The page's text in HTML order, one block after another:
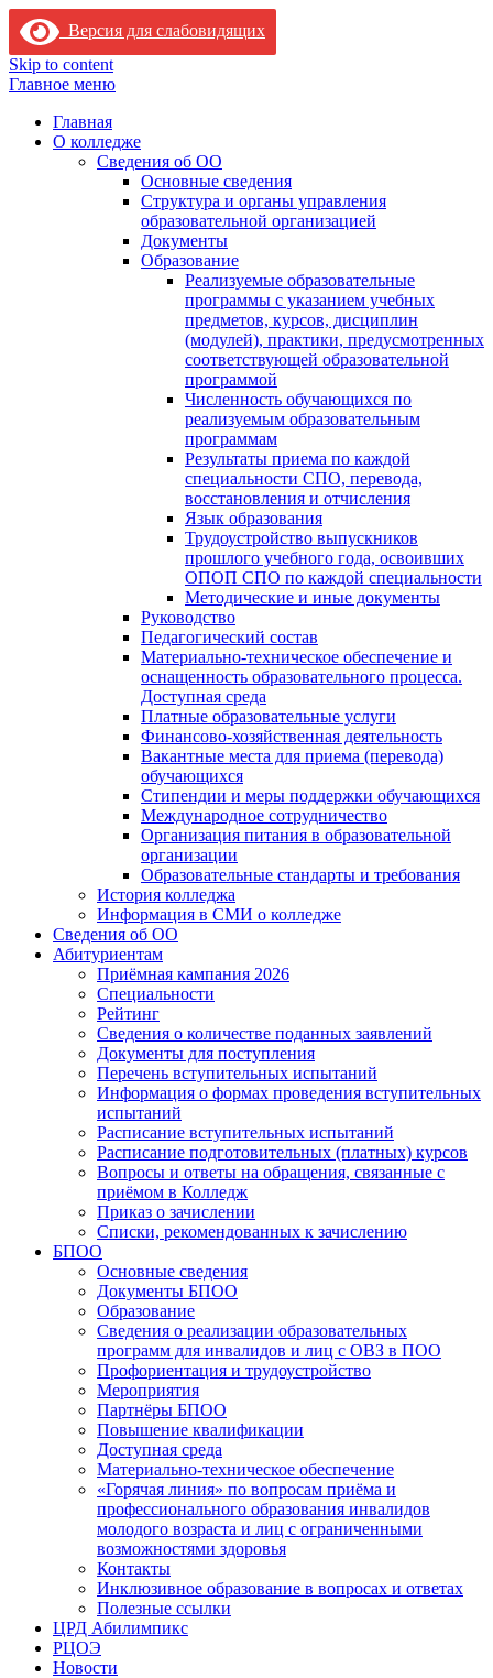
Версия для слабовидящих
Skip to content
Главное меню
Главная
О колледже
Сведения об ОО
Основные сведения
Структура и органы управления
образовательной организацией
Документы
Образование
Реализуемые образовательные
программы с указанием учебных
предметов, курсов, дисциплин
(модулей), практики, предусмотренных
соответствующей образовательной
программой
Численность обучающихся по
реализуемым образовательным
программам
Результаты приема по каждой
специальности СПО, перевода,
восстановления и отчисления
Язык образования
Трудоустройство выпускников
прошлого учебного года, освоивших
ОПОП СПО по каждой специальности
Методические и иные документы
Руководство
Педагогический состав
Материально-техническое обеспечение и
оснащенность образовательного процесса.
Доступная среда
Платные образовательные услуги
Финансово-хозяйственная деятельность
Вакантные места для приема (перевода)
обучающихся
Стипендии и меры поддержки обучающихся
Международное сотрудничество
Организация питания в образовательной
организации
Образовательные стандарты и требования
История колледжа
Информация в СМИ о колледже
Сведения об ОО
Абитуриентам
Приёмная кампания 2026
Специальности
Рейтинг
Сведения о количестве поданных заявлений
Документы для поступления
Перечень вступительных испытаний
Информация о формах проведения вступительных
испытаний
Расписание вступительных испытаний
Расписание подготовительных (платных) курсов
Вопросы и ответы на обращения, связанные с
приёмом в Колледж
Приказ о зачислении
Списки, рекомендованных к зачислению
БПОО
Основные сведения
Документы БПОО
Образование
Сведения о реализации образовательных
программ для инвалидов и лиц с ОВЗ в ПОО
Профориентация и трудоустройство
Мероприятия
Партнёры БПОО
Повышение квалификации
Доступная среда
Материально-техническое обеспечение
«Горячая линия» по вопросам приёма и
профессионального образования инвалидов
молодого возраста и лиц с ограниченными
возможностями здоровья
Контакты
Инклюзивное образование в вопросах и ответах
Полезные ссылки
ЦРД Абилимпикс
РЦОЭ
Новости